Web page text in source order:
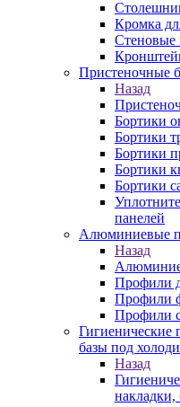
Кромка
Пристеночные
Назад
Бортики
Бортики
Бортики
Бортики
Бортики
панелей
Алюминиевые
Назад
Профили
Профили
Профили
Гигиенические
базы под
Назад
накладки,